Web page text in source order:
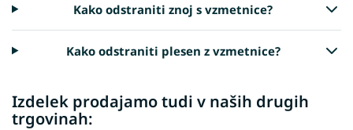
Kako odstraniti znoj s vzmetnice?
Kako odstraniti plesen z vzmetnice?
Izdelek prodajamo tudi v naših drugih
trgovinah: